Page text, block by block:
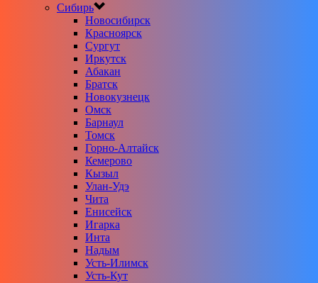
Сибирь
Новосибирск
Красноярск
Сургут
Иркутск
Абакан
Братск
Новокузнецк
Омск
Барнаул
Томск
Горно-Алтайск
Кемерово
Кызыл
Улан-Удэ
Чита
Енисейск
Игарка
Инта
Надым
Усть-Илимск
Усть-Кут